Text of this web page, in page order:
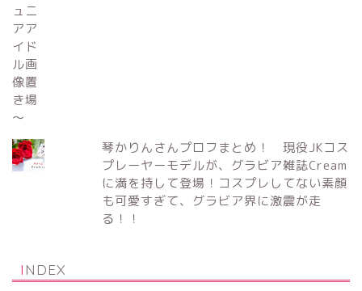
琴かりんさんプロフまとめ！ 現役JKコス
プレーヤーモデルが、グラビア雑誌Cream
に満を持して登場！コスプレしてない素顔
も可愛すぎて、グラビア界に激震が走
る！！
INDEX